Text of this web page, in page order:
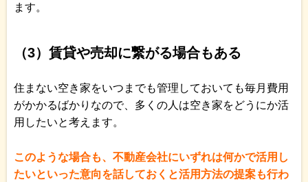
ます。
（3）賃貸や売却に繋がる場合もある
住まない空き家をいつまでも管理しておいても毎月費用
がかかるばかりなので、多くの人は空き家をどうにか活
用したいと考えます。
このような場合も、不動産会社にいずれは何かで活用し
たいといった意向を話しておくと活用方法の提案も行わ